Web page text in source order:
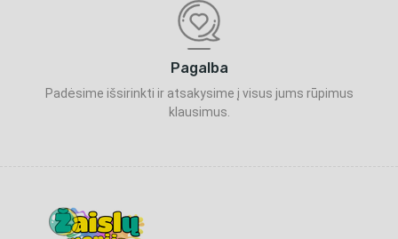
Pagalba
Padėsime išsirinkti ir atsakysime į visus jums rūpimus
klausimus.